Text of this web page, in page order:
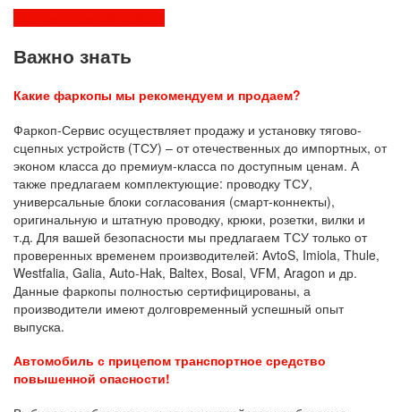
Важно знать
Какие фаркопы мы рекомендуем и продаем?
Фаркоп-Сервис осуществляет продажу и установку тягово-
сцепных устройств (ТСУ) – от отечественных до импортных, от
эконом класса до премиум-класса по доступным ценам. А
также предлагаем комплектующие: проводку ТСУ,
универсальные блоки согласования (смарт-коннекты),
оригинальную и штатную проводку, крюки, розетки, вилки и
т.д. Для вашей безопасности мы предлагаем ТСУ только от
проверенных временем производителей: AvtoS, Imiola, Thule,
Westfalia, Galia, Auto-Hak, Baltex, Bosal, VFM, Aragon и др.
Данные фаркопы полностью сертифицированы, а
производители имеют долговременный успешный опыт
выпуска.
Автомобиль с прицепом транспортное средство
повышенной опасности!